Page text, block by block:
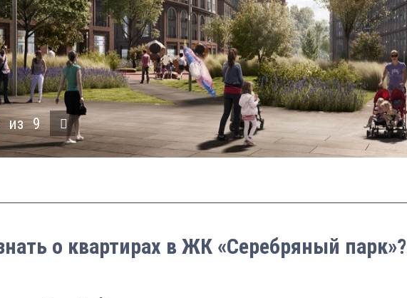
из 9
о квартирах в ЖК «Серебряный парк»?